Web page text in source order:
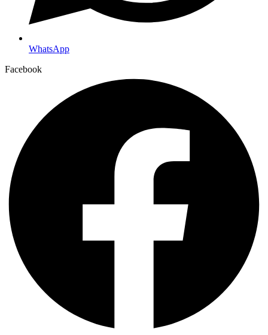
WhatsApp
Facebook